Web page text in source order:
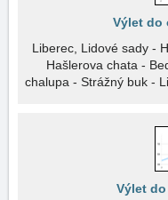
Výlet do
Liberec, Lidové sady -
Hašlerova chata -
chalupa - Strážný buk -
Výlet